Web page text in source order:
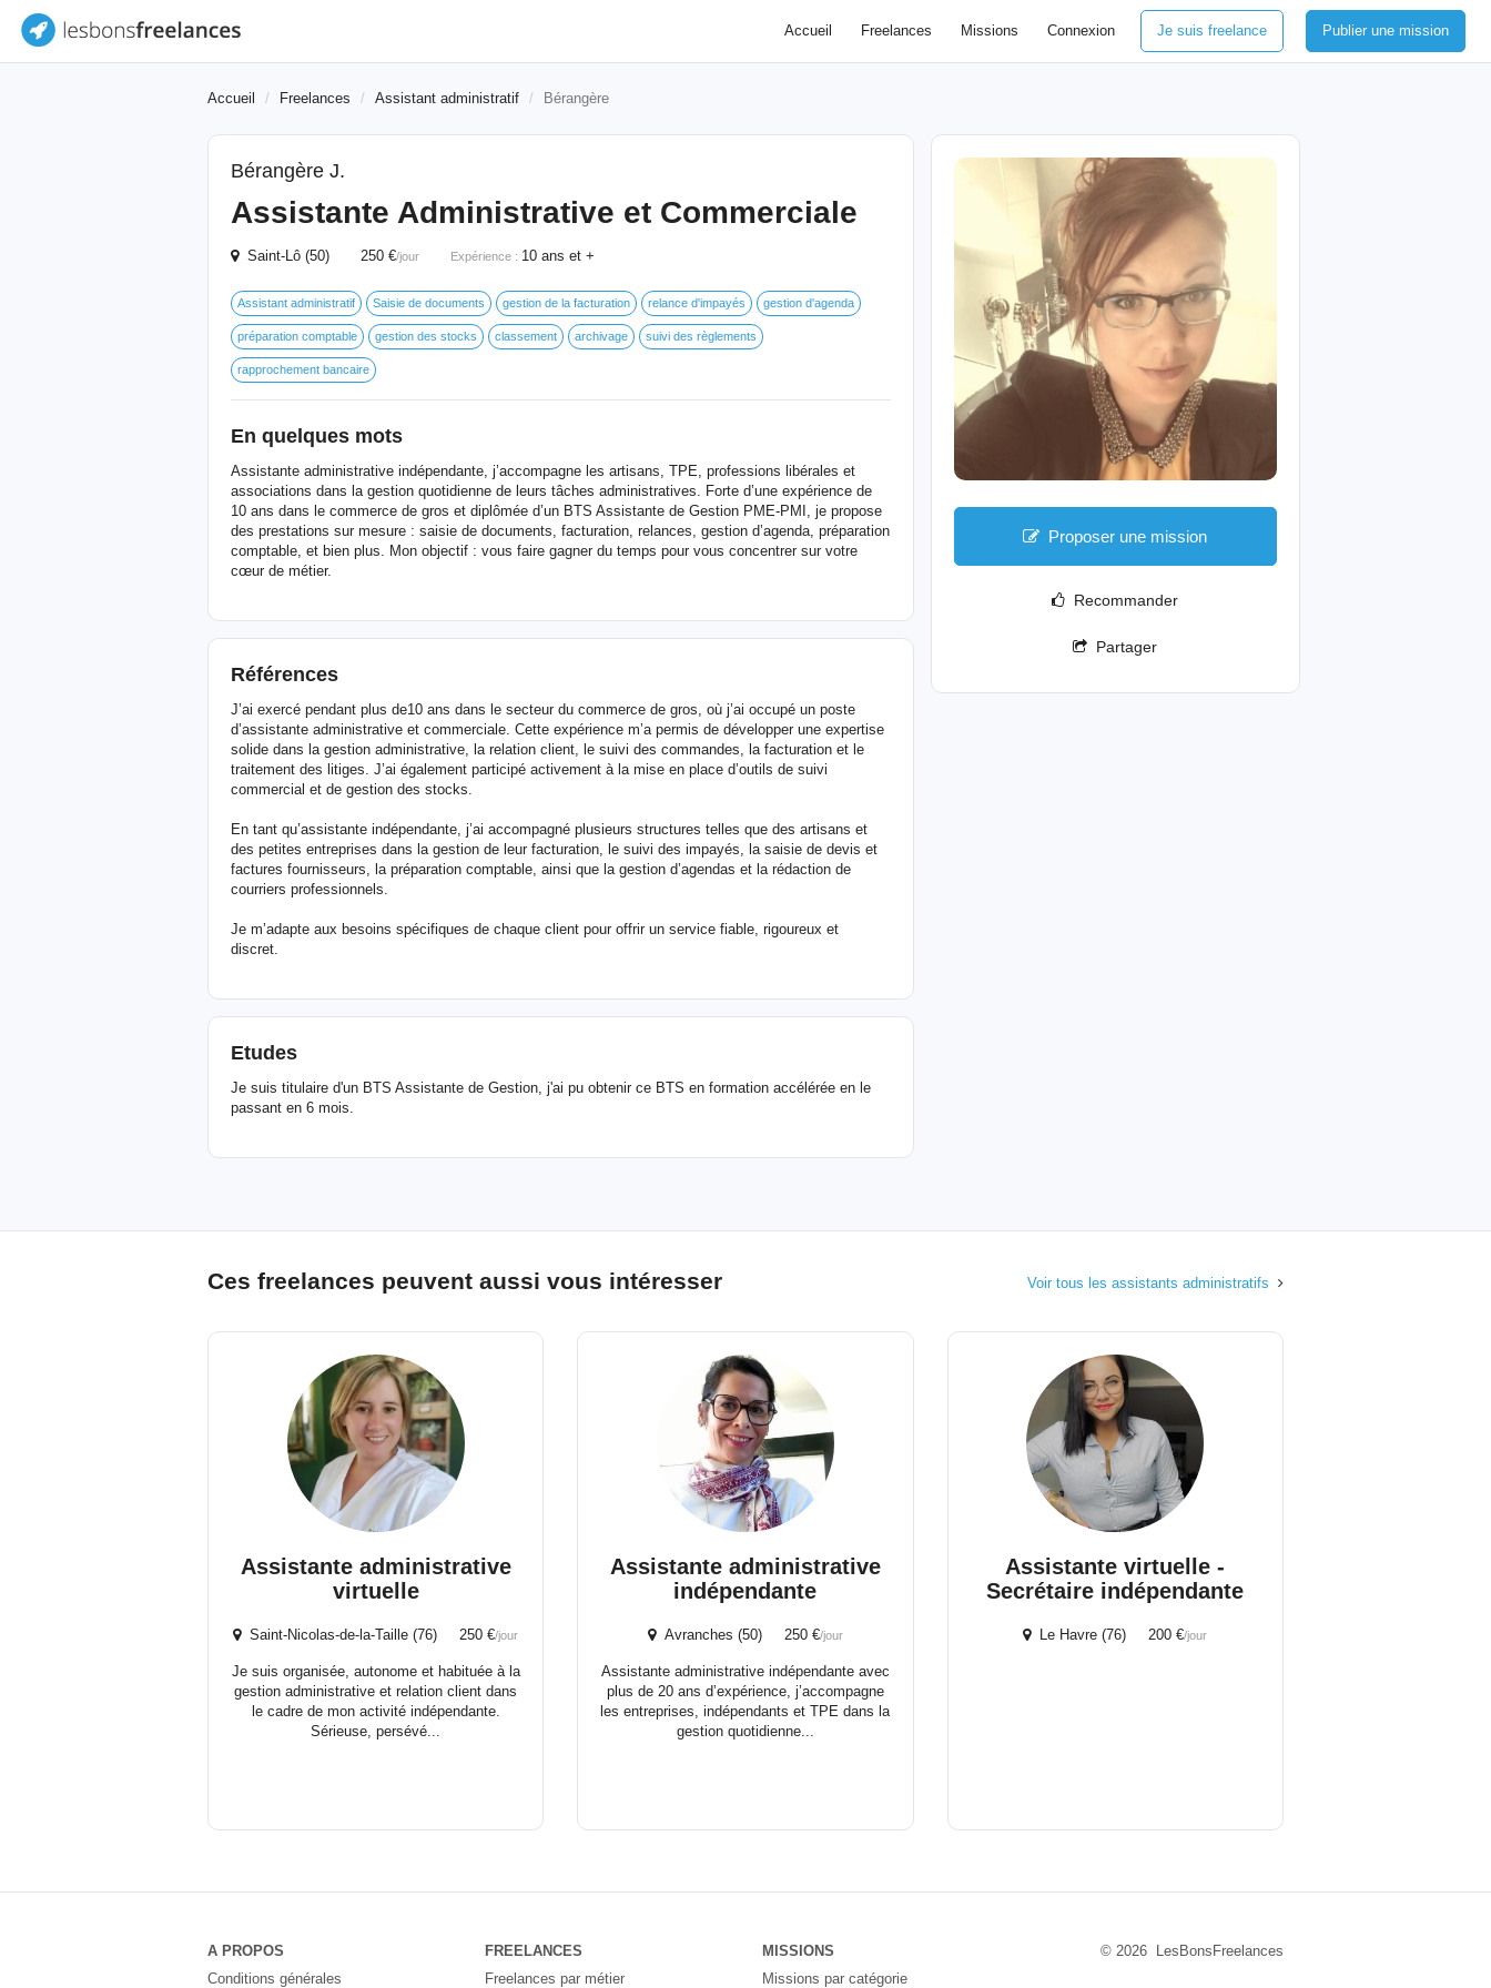
Accueil Freelances Missions Connexion Je suis freelance Publier une mission
Accueil Freelances Assistant administratif Bérangère
Bérangère J.
Assistante Administrative et Commerciale
Saint-Lô (50) 250 €/jour Expérience : 10 ans et +
Assistant administratif Saisie de documents gestion de la facturation relance d'impayés gestion d'agenda
préparation comptable gestion des stocks classement archivage suivi des règlements
rapprochement bancaire
En quelques mots
Assistante administrative indépendante, j’accompagne les artisans, TPE, professions libérales et
associations dans la gestion quotidienne de leurs tâches administratives. Forte d’une expérience de
10 ans dans le commerce de gros et diplômée d’un BTS Assistante de Gestion PME-PMI, je propose
des prestations sur mesure : saisie de documents, facturation, relances, gestion d’agenda, préparation
comptable, et bien plus. Mon objectif : vous faire gagner du temps pour vous concentrer sur votre
cœur de métier.
Références
J’ai exercé pendant plus de10 ans dans le secteur du commerce de gros, où j’ai occupé un poste
d’assistante administrative et commerciale. Cette expérience m’a permis de développer une expertise
solide dans la gestion administrative, la relation client, le suivi des commandes, la facturation et le
traitement des litiges. J’ai également participé activement à la mise en place d’outils de suivi
commercial et de gestion des stocks.
En tant qu’assistante indépendante, j’ai accompagné plusieurs structures telles que des artisans et
des petites entreprises dans la gestion de leur facturation, le suivi des impayés, la saisie de devis et
factures fournisseurs, la préparation comptable, ainsi que la gestion d’agendas et la rédaction de
courriers professionnels.
Je m’adapte aux besoins spécifiques de chaque client pour offrir un service fiable, rigoureux et
discret.
Etudes
Je suis titulaire d'un BTS Assistante de Gestion, j'ai pu obtenir ce BTS en formation accélérée en le
passant en 6 mois.
Proposer une mission
Recommander
Partager
Ces freelances peuvent aussi vous intéresser Voir tous les assistants administratifs
Assistante administrative
virtuelle
Saint-Nicolas-de-la-Taille (76) 250 €/jour
Je suis organisée, autonome et habituée à la
gestion administrative et relation client dans
le cadre de mon activité indépendante.
Sérieuse, persévé...
Assistante administrative
indépendante
Avranches (50) 250 €/jour
Assistante administrative indépendante avec
plus de 20 ans d’expérience, j’accompagne
les entreprises, indépendants et TPE dans la
gestion quotidienne...
Assistante virtuelle -
Secrétaire indépendante
Le Havre (76) 200 €/jour
A PROPOS
Conditions générales
FREELANCES
Freelances par métier
MISSIONS
Missions par catégorie
© 2026 LesBonsFreelances